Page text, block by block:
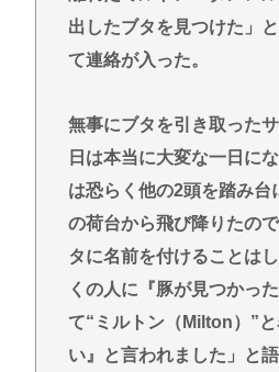
出したブタを見つけた」
て連絡が入った。
無事にブタを引き取った
日は本当に大変な一日に
は恐らく他の2頭を踏み台
の荷台から飛び降りたの
タに名前を付けることは
くの人に『豚が見つかっ
て“ミルトン（Milton）”
い』と言われました」と語